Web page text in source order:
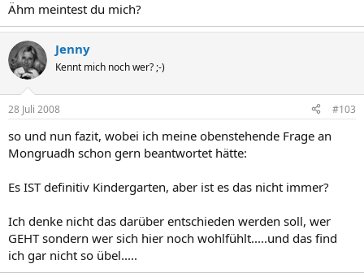
Ähm meintest du mich?
Jenny
Kennt mich noch wer? ;-)
28 Juli 2008 #103
so und nun fazit, wobei ich meine obenstehende Frage an
Mongruadh schon gern beantwortet hätte:
Es IST definitiv Kindergarten, aber ist es das nicht immer?
Ich denke nicht das darüber entschieden werden soll, wer
GEHT sondern wer sich hier noch wohlfühlt.....und das find
ich gar nicht so übel.....